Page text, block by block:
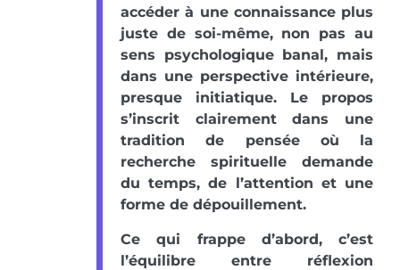
accéder à une connaissance plus
juste de soi-même, non pas au
sens psychologique banal, mais
dans une perspective intérieure,
presque initiatique. Le propos
s’inscrit clairement dans une
tradition de pensée où la
recherche spirituelle demande
du temps, de l’attention et une
forme de dépouillement.
Ce qui frappe d’abord, c’est
l’équilibre entre réflexion